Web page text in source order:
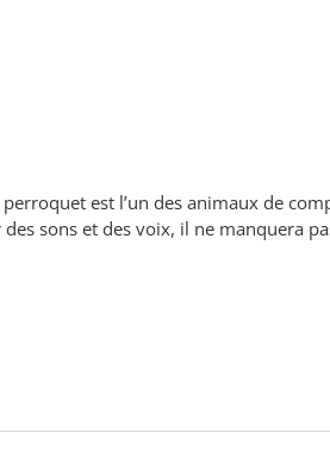
est l’un des animaux de
sons et des voix, il ne manquera